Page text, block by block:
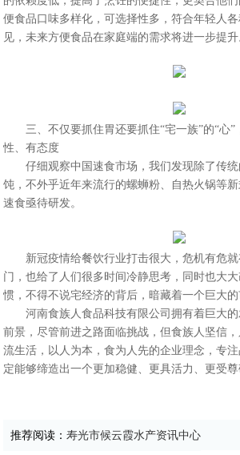
便食品口味多样化，可选择性多，符合年轻人
见，未来方便食品在家庭端的需求将进一步提升
三、不仅要抓住胃还要抓住“宅一族”的“心
性、有态度
仔细观察中国速食市场，我们发现除了传
饨，不外乎近年来流行的螺蛳粉、自热火锅等
速食亟待研发。
新冠疫情给餐饮行业打击很大，危机有危
门，也给了人们很多时间冷静思考，同时也大
惯，不得不说宅经济的背后，暗藏着一个巨大的
河南食族人食品科技有限公司拥有着巨大
前景，尽管前进之路面临挑战，但食族人坚信
流生活，以人为本，食为人先的企业理念，专
定能够缔造出一个更加稳健、更具活力、更受尊
推荐阅读：寿光市候云霞水产资讯中心